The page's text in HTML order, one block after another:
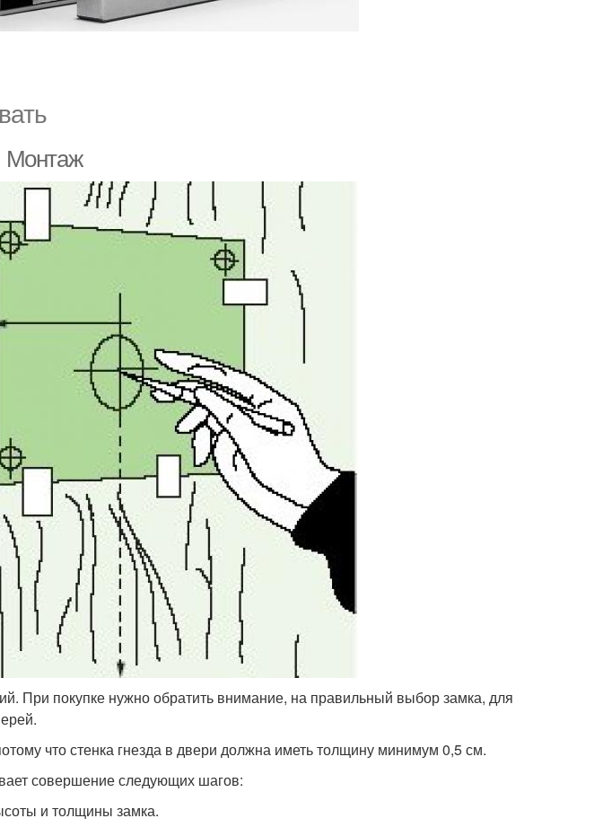
Монтаж
При покупке нужно обратить внимание, на правильный выбор замка, для
что стенка гнезда в двери должна иметь толщину минимум 0,5 см.
совершение следующих шагов:
и толщины замка.